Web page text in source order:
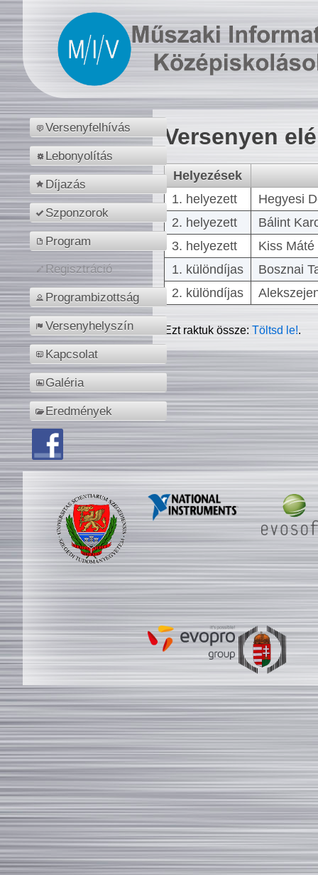
Versenyfelhívás
Lebonyolítás
Díjazás
Szponzorok
Program
Regisztráció
Programbizottság
Versenyhelyszín
Kapcsolat
Galéria
Eredmények
Versenyen
Helyezések
1. helyezett
Hegyesi
2. helyezett
Bálint
3. helyezett
Kiss
1. különdíjas
Bosznai
2. különdíjas
Ezt raktuk össze:Töltsd le!.